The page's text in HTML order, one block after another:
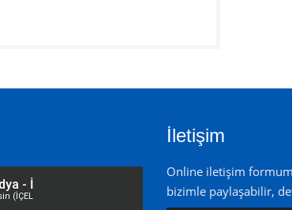
İletişim
Online iletişim
bizimle paylaşabilir,